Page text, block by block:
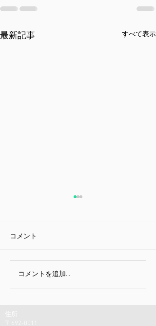
最新記事 すべて表示
課題指向型訓練雑感
コメント
コメントを追加…
住所